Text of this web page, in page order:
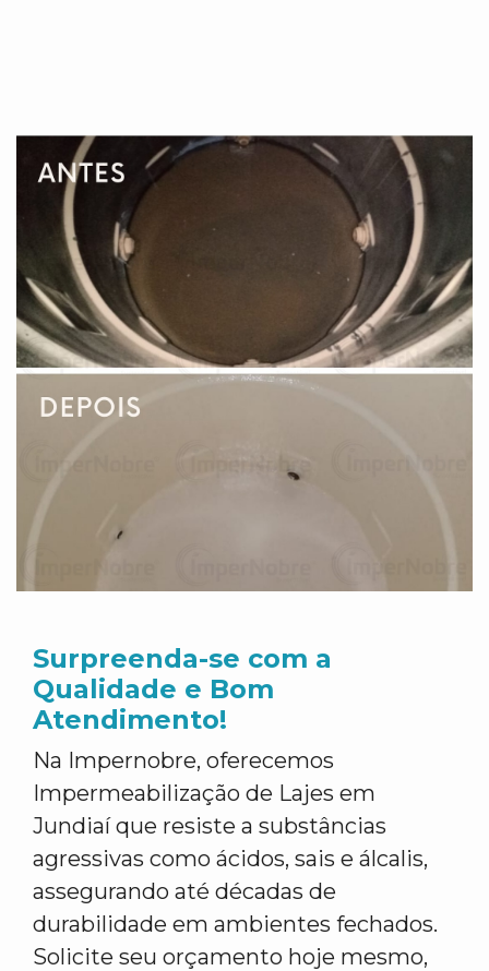
Surpreenda-se com a
Qualidade e Bom
Atendimento!
Na Impernobre, oferecemos
Impermeabilização de Lajes em
Jundiaí que resiste a substâncias
agressivas como ácidos, sais e álcalis,
assegurando até décadas de
durabilidade em ambientes fechados.
Solicite seu orçamento hoje mesmo,